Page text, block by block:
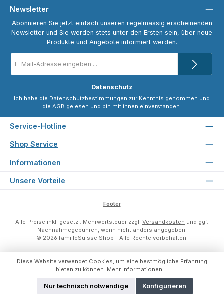
Newsletter
Abonnieren Sie jetzt einfach unseren regelmässig erscheinenden
Newsletter und Sie werden stets unter den Ersten sein, über neue
Produkte und Angebote informiert werden.
Mail-
Datenschutz
Ich habe die Datenschutzbestimmungen zur Kenntnis genommen und
die AGB gelesen und bin mit ihnen einverstanden.
Service-Hotline
Shop Service
Informationen
Unsere Vorteile
Footer
Alle Preise inkl. gesetzl. Mehrwertsteuer zzgl. Versandkosten und ggf.
Nachnahmegebühren, wenn nicht anders angegeben.
© 2026 familleSuisse Shop - Alle Rechte vorbehalten.
Diese Website verwendet Cookies, um eine bestmögliche Erfahrung
bieten zu können. Mehr Informationen ...
Nur technisch notwendige Konfigurieren